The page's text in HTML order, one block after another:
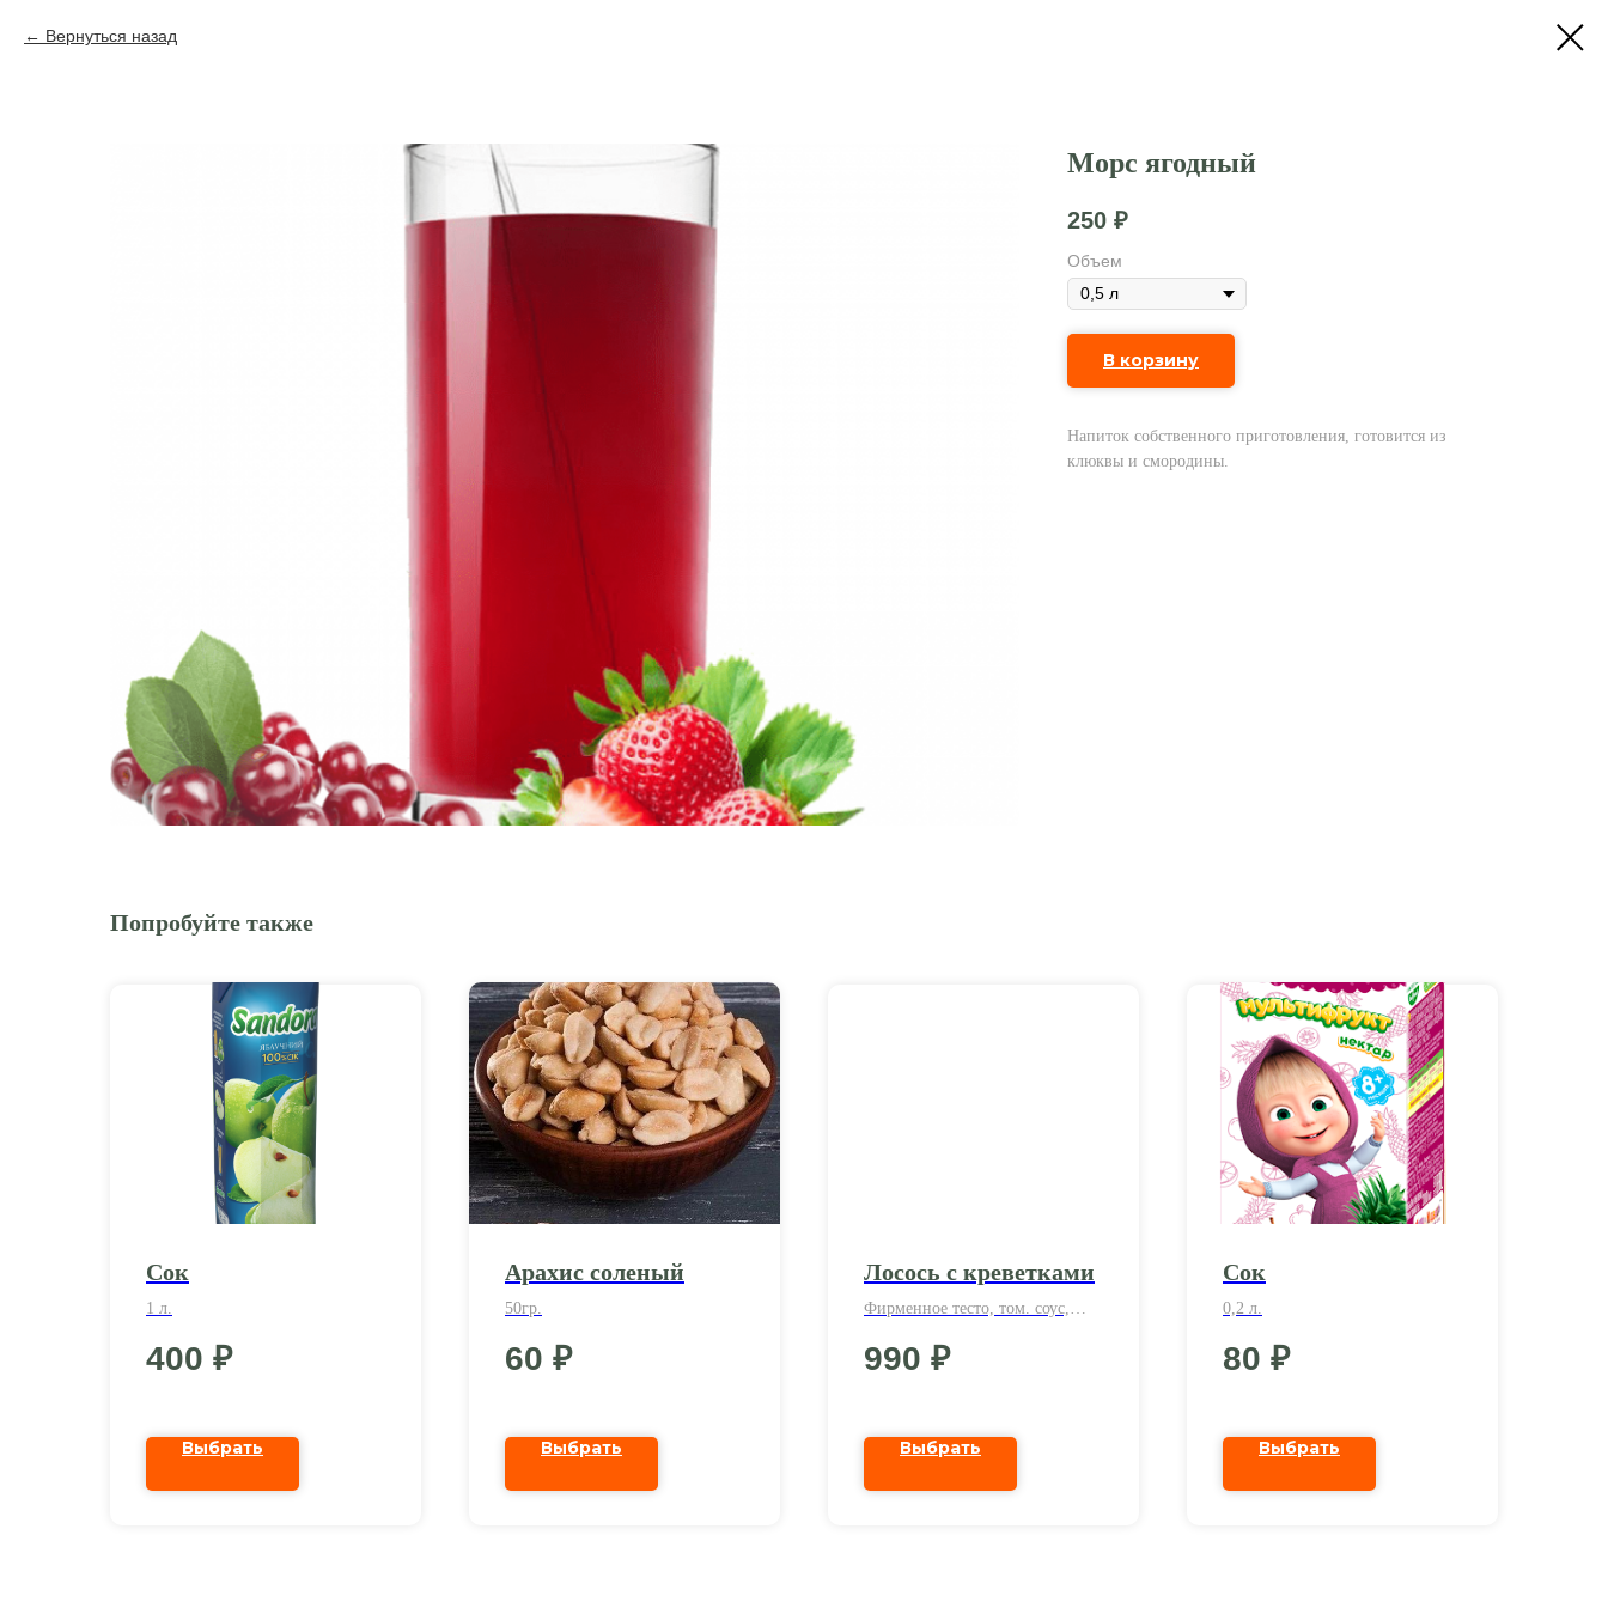
Вернуться назад
Морс ягодный
250 ₽
Объем
В корзину
Напиток собственного приготовления, готовится из
клюквы и смородины.
Попробуйте также
Сок
1 л.
400 ₽
Выбрать
Арахис соленый
50гр.
60 ₽
Выбрать
Лосось с креветками
Фирменное тесто, том. соус,
перец, маслины
990 ₽
Выбрать
Сок
0,2 л.
80 ₽
Выбрать